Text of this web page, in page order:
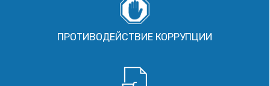
ПРОТИВОДЕЙСТВИЕ КОРРУПЦИИ